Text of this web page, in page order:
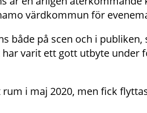
värdkommun för
både på scen och i
varit ett gott utbyte under
rum i maj 2020, men fick